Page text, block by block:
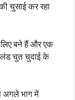
चुसाई कर रहा
लिए बने हैं और एक
लंड चुत चुदाई के
अगले भाग में